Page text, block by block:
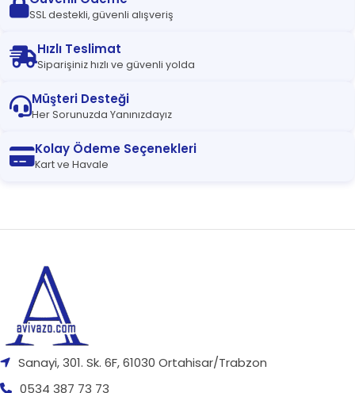
SSL destekli, güvenli alışveriş
Hızlı Teslimat
Siparişiniz hızlı ve güvenli yolda
Müşteri Desteği
Her Sorunuzda Yanınızdayız
Kolay Ödeme Seçenekleri
Kart ve Havale
Sanayi, 301. Sk. 6F, 61030 Ortahisar/Trabzon
0534 387 73 73